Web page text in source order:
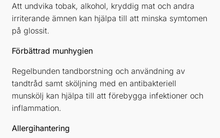
Att undvika tobak, alkohol, kryddig mat och andra
irriterande ämnen kan hjälpa till att minska symtomen
på glossit.
Förbättrad munhygien
Regelbunden tandborstning och användning av
tandtråd samt sköljning med en antibakteriell
munskölj kan hjälpa till att förebygga infektioner och
inflammation.
Allergihantering